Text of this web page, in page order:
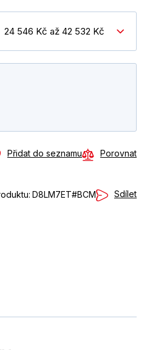
24 546 Kč až 42 532 Kč
Přidat do seznamu Porovnat
D8LM7ET#BCM Sdílet